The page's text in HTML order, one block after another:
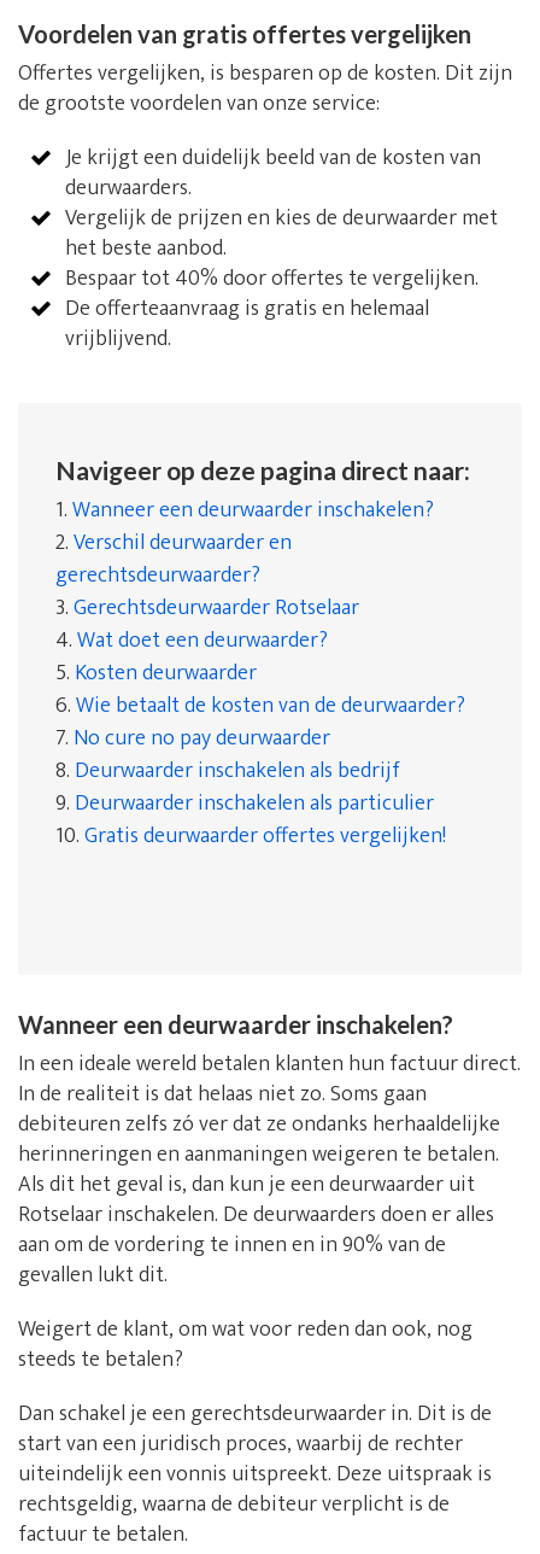
Voordelen van gratis offertes vergelijken
Offertes vergelijken, is besparen op de kosten. Dit zijn
de grootste voordelen van onze service:
Je krijgt een duidelijk beeld van de kosten van
deurwaarders.
Vergelijk de prijzen en kies de deurwaarder met
het beste aanbod.
Bespaar tot 40% door offertes te vergelijken.
De offerteaanvraag is gratis en helemaal
vrijblijvend.
Navigeer op deze pagina direct naar:
1.Wanneer een deurwaarder inschakelen?
2.Verschil deurwaarder en
gerechtsdeurwaarder?
3.Gerechtsdeurwaarder Rotselaar
4.Wat doet een deurwaarder?
5. Kosten deurwaarder
6.Wie betaalt de kosten van de deurwaarder?
7. No cure no pay deurwaarder
8. Deurwaarder inschakelen als bedrijf
9. Deurwaarder inschakelen als particulier
10.Gratis deurwaarder offertes vergelijken!
Wanneer een deurwaarder inschakelen?
In een ideale wereld betalen klanten hun factuur direct.
In de realiteit is dat helaas niet zo. Soms gaan
debiteuren zelfs zó ver dat ze ondanks herhaaldelijke
herinneringen en aanmaningen weigeren te betalen.
Als dit het geval is, dan kun je een deurwaarder uit
Rotselaar inschakelen. De deurwaarders doen er alles
aan om de vordering te innen en in 90% van de
gevallen lukt dit.
Weigert de klant, om wat voor reden dan ook, nog
steeds te betalen?
Dan schakel je een gerechtsdeurwaarder in. Dit is de
start van een juridisch proces, waarbij de rechter
uiteindelijk een vonnis uitspreekt. Deze uitspraak is
rechtsgeldig, waarna de debiteur verplicht is de
factuur te betalen.